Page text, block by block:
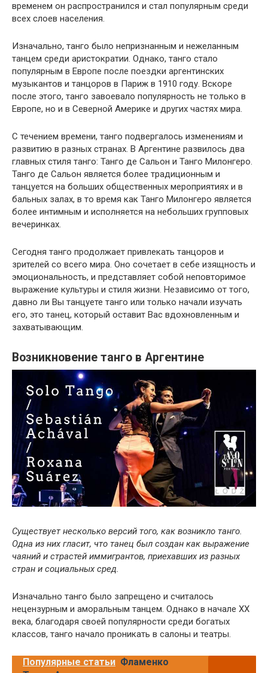
временем он распространился и стал популярным среди
всех слоев населения.
Изначально, танго было непризнанным и нежеланным
танцем среди аристократии. Однако, танго стало
популярным в Европе после поездки аргентинских
музыкантов и танцоров в Париж в 1910 году. Вскоре
после этого, танго завоевало популярность не только в
Европе, но и в Северной Америке и других частях мира.
С течением времени, танго подвергалось изменениям и
развитию в разных странах. В Аргентине развилось два
главных стиля танго: Танго де Сальон и Танго Милонгеро.
Танго де Сальон является более традиционным и
танцуется на больших общественных мероприятиях и в
бальных залах, в то время как Танго Милонгеро является
более интимным и исполняется на небольших групповых
вечеринках.
Сегодня танго продолжает привлекать танцоров и
зрителей со всего мира. Оно сочетает в себе изящность и
эмоциональность, и представляет собой неповторимое
выражение культуры и стиля жизни. Независимо от того,
давно ли Вы танцуете танго или только начали изучать
его, это танец, который оставит Вас вдохновленным и
захватывающим.
Возникновение танго в Аргентине
Существует несколько версий того, как возникло танго.
Одна из них гласит, что танец был создан как выражение
чаяний и страстей иммигрантов, приехавших из разных
стран и социальных сред.
Изначально танго было запрещено и считалось
нецензурным и аморальным танцем. Однако в начале XX
века, благодаря своей популярности среди богатых
классов, танго начало проникать в салоны и театры.
Популярные статьи Фламенко